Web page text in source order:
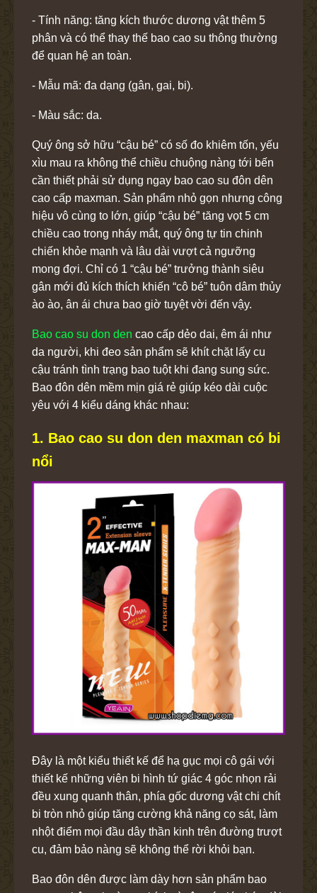
- Tính năng: tăng kích thước dương vật thêm 5
phân và có thể thay thế bao cao su thông thường
để quan hệ an toàn.
- Mẫu mã: đa dạng (gân, gai, bi).
- Màu sắc: da.
Quý ông sở hữu “cậu bé” có số đo khiêm tốn, yếu
xìu mau ra không thể chiều chuộng nàng tới bến
cần thiết phải sử dụng ngay bao cao su đôn dên
cao cấp maxman. Sản phẩm nhỏ gọn nhưng công
hiệu vô cùng to lớn, giúp “cậu bé” tăng vọt 5 cm
chiều cao trong nháy mắt, quý ông tự tin chinh
chiến khỏe mạnh và lâu dài vượt cả ngưỡng
mong đợi. Chỉ có 1 “cậu bé” trưởng thành siêu
gân mới đủ kích thích khiến “cô bé” tuôn dâm thủy
ào ào, ân ái chưa bao giờ tuyệt vời đến vậy.
Bao cao su don den cao cấp dẻo dai, êm ái như
da người, khi đeo sản phẩm sẽ khít chặt lấy cu
cậu tránh tình trạng bao tuột khi đang sung sức.
Bao đôn dên mềm mịn giá rẻ giúp kéo dài cuộc
yêu với 4 kiểu dáng khác nhau:
1. Bao cao su don den maxman có bi
nổi
Đây là một kiểu thiết kế để hạ gục mọi cô gái với
thiết kế những viên bi hình tứ giác 4 góc nhọn rải
đều xung quanh thân, phía gốc dương vật chi chít
bi tròn nhỏ giúp tăng cường khả năng cọ sát, làm
nhột điểm mọi đầu dây thần kinh trên đường trượt
cu, đảm bảo nàng sẽ không thể rời khỏi bạn.
Bao đôn dên được làm dày hơn sản phẩm bao